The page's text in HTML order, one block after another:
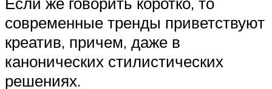
современные тренды приветствуют
креатив, причем, даже в
канонических стилистических
решениях.